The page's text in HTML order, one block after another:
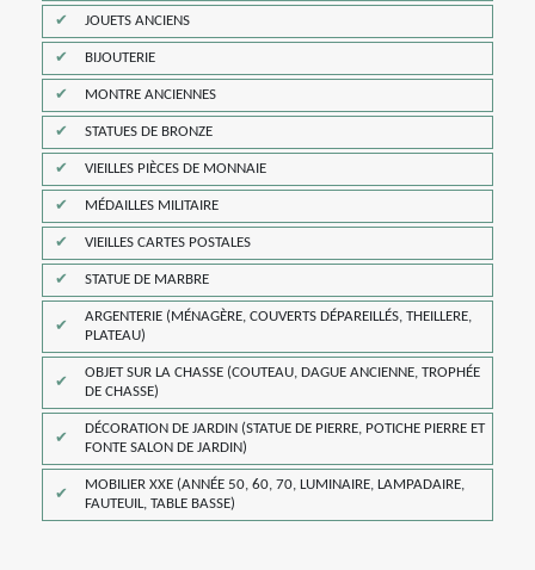
JOUETS ANCIENS
BIJOUTERIE
MONTRE ANCIENNES
STATUES DE BRONZE
VIEILLES PIÈCES DE MONNAIE
MÉDAILLES MILITAIRE
VIEILLES CARTES POSTALES
STATUE DE MARBRE
ARGENTERIE (MÉNAGÈRE, COUVERTS DÉPAREILLÉS, THEILLERE,
PLATEAU)
OBJET SUR LA CHASSE (COUTEAU, DAGUE ANCIENNE, TROPHÉE
DE CHASSE)
DÉCORATION DE JARDIN (STATUE DE PIERRE, POTICHE PIERRE ET
FONTE SALON DE JARDIN)
MOBILIER XXE (ANNÉE 50, 60, 70, LUMINAIRE, LAMPADAIRE,
FAUTEUIL, TABLE BASSE)